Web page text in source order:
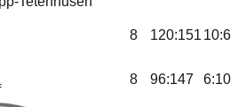
8 120:151 10:6
8 96:147 6:10